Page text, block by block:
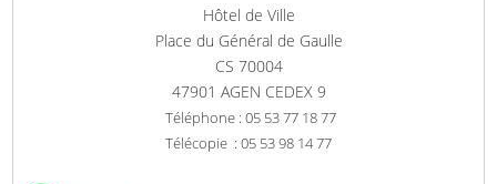
Hôtel de Ville
Place du Général de Gaulle
CS 70004
47901 AGEN CEDEX 9
Téléphone : 05 53 77 18 77
Télécopie : 05 53 98 14 77